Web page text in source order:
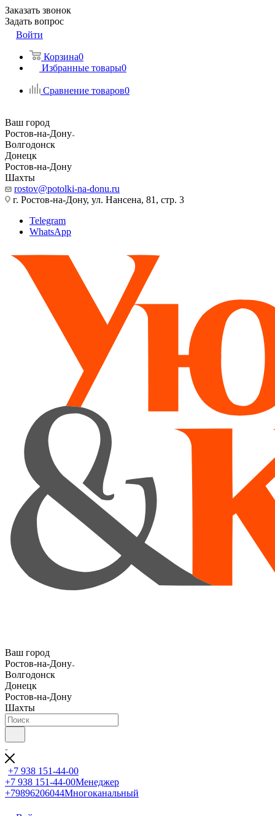
Заказать звонок
Задать вопрос
Войти
Корзина0
Избранные товары0
Сравнение товаров0
Ваш город
Ростов-на-Дону
Волгодонск
Донецк
Ростов-на-Дону
Шахты
rostov@potolki-na-donu.ru
г. Ростов-на-Дону, ул. Нансена, 81, стр. 3
Telegram
WhatsApp
Ваш город
Ростов-на-Дону
Волгодонск
Донецк
Ростов-на-Дону
Шахты
+7 938 151-44-00
+7 938 151-44-00Менеджер
+79896206044Многоканальный